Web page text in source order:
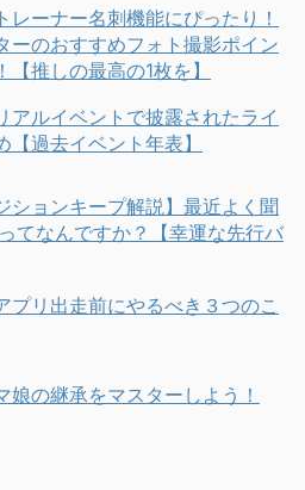
レーナー名刺機能にぴったり！
ーのおすすめフォト撮影ポイン
【推しの最高の1枚を】
アルイベントで披露されたライ
【過去イベント年表】
ションキープ解説】最近よく聞
てなんですか？【幸運な先行バ
プリ出走前にやるべき３つのこ
娘の継承をマスターしよう！